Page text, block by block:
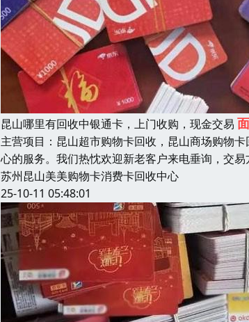
昆山哪里有回收中银通卡，上门收购，现金交易
主营项目：昆山超市购物卡回收，昆山商场购物
心的服务。我们热忱欢迎新老客户来电垂询，交
苏州昆山美美购物卡消费卡回收中心
25-10-11 05:48:01